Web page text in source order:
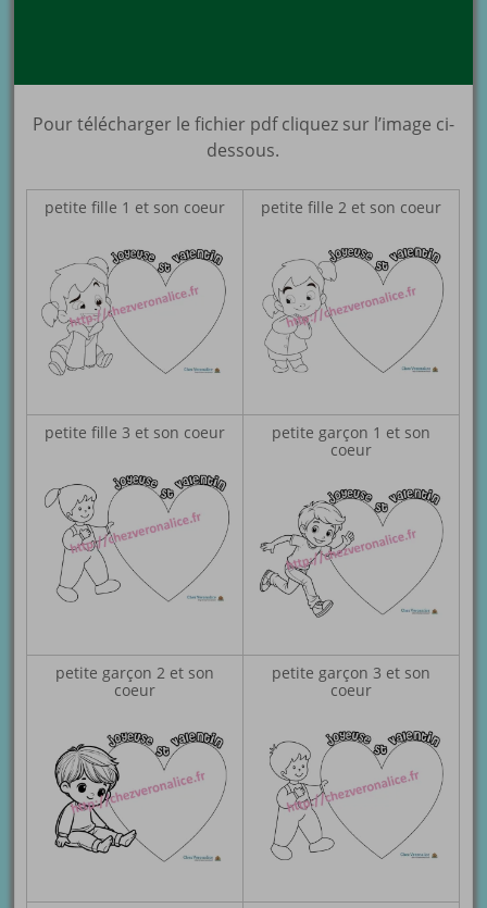
Pour télécharger le fichier pdf cliquez sur l’image ci-
dessous.
petite fille 1 et son coeur petite fille 2 et son coeur
petite fille 3 et son coeur
petite garçon 1 et son
coeur
petite garçon 2 et son
coeur
petite garçon 3 et son
coeur